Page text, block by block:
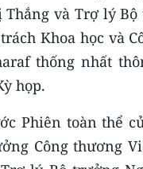
Thắng và Trợ lý
Khoa học và
thống nhất
họp.
Phiên toàn thể
Công thương